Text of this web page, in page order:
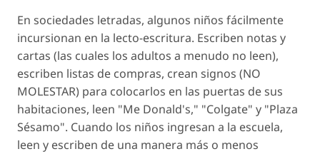
En sociedades letradas, algunos niños fácilmente
incursionan en la lecto-escritura. Escriben notas y
cartas (las cuales los adultos a menudo no leen),
escriben listas de compras, crean signos (NO
MOLESTAR) para colocarlos en las puertas de sus
habitaciones, leen "Me Donald's," "Colgate" y "Plaza
Sésamo". Cuando los niños ingresan a la escuela,
leen y escriben de una manera más o menos